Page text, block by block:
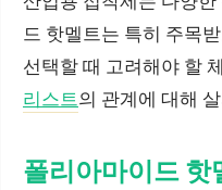
드 핫멜트는 특히 주목
선택할 때 고려해야 할
리스트의 관계에 대해
폴리아마이드 핫